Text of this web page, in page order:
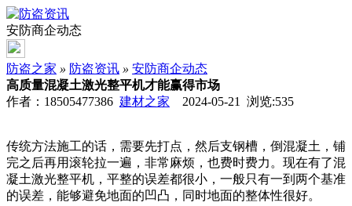
安防商企动态
防盗之家 » 防盗资讯 » 安防商企动态
高质量混凝土激光整平机才能赢得市场
作者：18505477386 建材之家 2024-05-21 浏览:535
传统方法施工的话，需要先打点，然后支钢槽，倒混凝土，铺
完之后再用滚轮拉一遍，非常麻烦，也费时费力。现在有了混
凝土激光整平机，平整的误差都很小，一般只有一到两个基准
的误差，能够避免地面的凹凸，同时地面的整体性很好。